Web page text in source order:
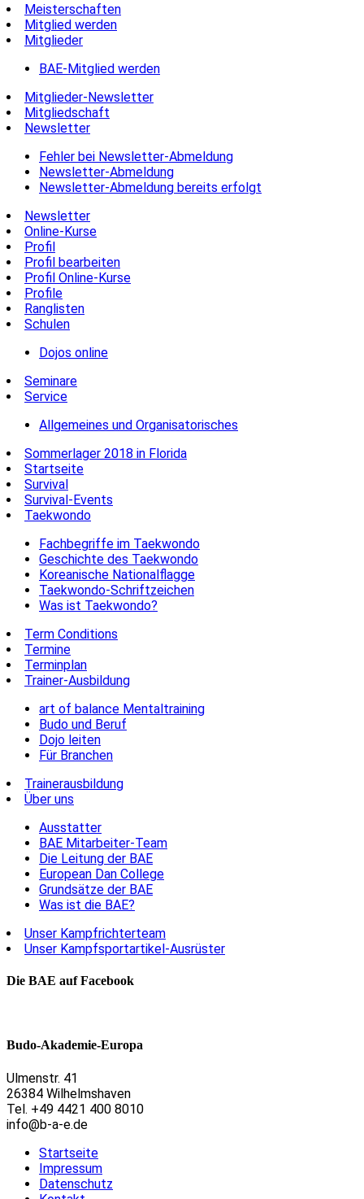
Meisterschaften
Mitglied werden
Mitglieder
BAE-Mitglied werden
Mitglieder-Newsletter
Mitgliedschaft
Newsletter
Fehler bei Newsletter-Abmeldung
Newsletter-Abmeldung
Newsletter-Abmeldung bereits erfolgt
Newsletter
Online-Kurse
Profil
Profil bearbeiten
Profil Online-Kurse
Profile
Ranglisten
Schulen
Dojos online
Seminare
Service
Allgemeines und Organisatorisches
Sommerlager 2018 in Florida
Startseite
Survival
Survival-Events
Taekwondo
Fachbegriffe im Taekwondo
Geschichte des Taekwondo
Koreanische Nationalflagge
Taekwondo-Schriftzeichen
Was ist Taekwondo?
Term Conditions
Termine
Terminplan
Trainer-Ausbildung
art of balance Mentaltraining
Budo und Beruf
Dojo leiten
Für Branchen
Trainerausbildung
Über uns
Ausstatter
BAE Mitarbeiter-Team
Die Leitung der BAE
European Dan College
Grundsätze der BAE
Was ist die BAE?
Unser Kampfrichterteam
Unser Kampfsportartikel-Ausrüster
Die BAE auf Facebook
Budo-Akademie-Europa
Ulmenstr. 41
26384 Wilhelmshaven
Tel. +49 4421 400 8010
info@b-a-e.de
Startseite
Impressum
Datenschutz